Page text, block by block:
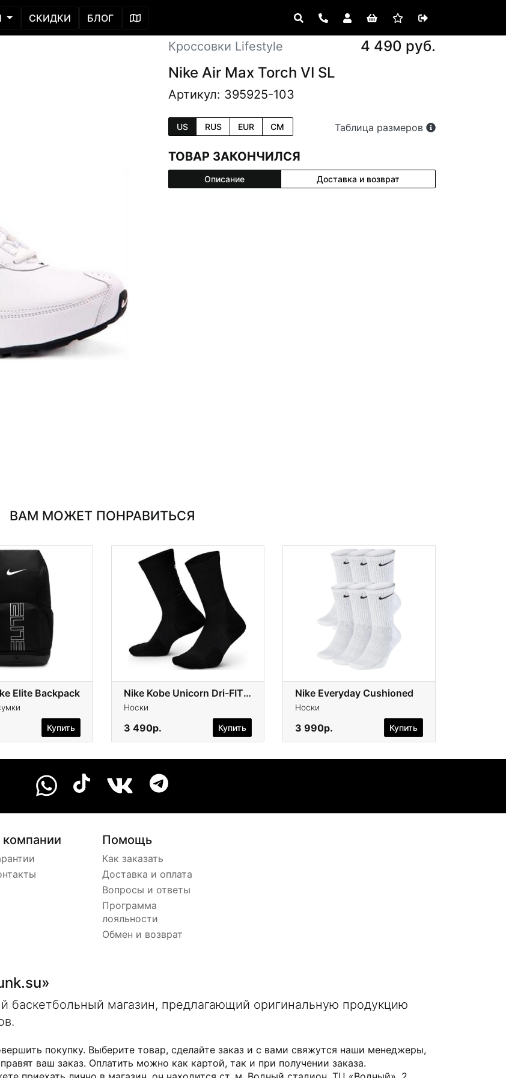
СКИДКИ БЛОГ
Кроссовки Lifestyle
4 490 руб.
Nike Air Max Torch VI SL
Артикул: 395925-103
US RUS EUR CM Таблица размеров
ТОВАР ЗАКОНЧИЛСЯ
Описание Доставка и возврат
ВАМ МОЖЕТ ПОНРАВИТЬСЯ
Elite Backpack
Купить
Nike Kobe Unicorn Dri-FIT ADV
Носки
3 490р. Купить
Nike Everyday Cushioned
Носки
3 990р. Купить
Помощь
Как заказать
Доставка и оплата
Вопросы и ответы
Программа
лояльности
Обмен и возврат
баскетбольный магазин, предлагающий оригинальную продукцию
покупку. Выберите товар, сделайте заказ и с вами свяжутся наши менеджеры,
ваш заказ. Оплатить можно как картой, так и при получении заказа.